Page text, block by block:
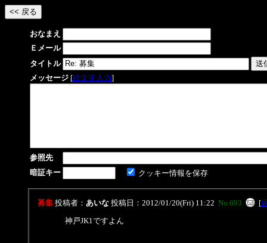
おなまえ
Ｅメール
タイトル
メッセージ [絵文字入力]
参照先
暗証キー
クッキー情報を保存
募集 投稿者： あいな 投稿日：2012/01/20(Fri) 11:22 No.693 [
神戸JK1ですよん